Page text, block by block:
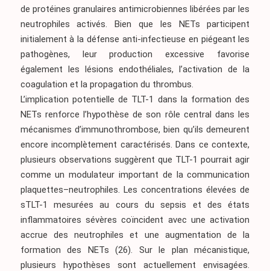
de protéines granulaires antimicrobiennes libérées par les
neutrophiles activés. Bien que les NETs participent
initialement à la défense anti-infectieuse en piégeant les
pathogènes, leur production excessive favorise
également les lésions endothéliales, l’activation de la
coagulation et la propagation du thrombus.
L’implication potentielle de TLT-1 dans la formation des
NETs renforce l’hypothèse de son rôle central dans les
mécanismes d’immunothrombose, bien qu’ils demeurent
encore incomplètement caractérisés. Dans ce contexte,
plusieurs observations suggèrent que TLT-1 pourrait agir
comme un modulateur important de la communication
plaquettes–neutrophiles. Les concentrations élevées de
sTLT-1 mesurées au cours du sepsis et des états
inflammatoires sévères coïncident avec une activation
accrue des neutrophiles et une augmentation de la
formation des NETs(26). Sur le plan mécanistique,
plusieurs hypothèses sont actuellement envisagées.